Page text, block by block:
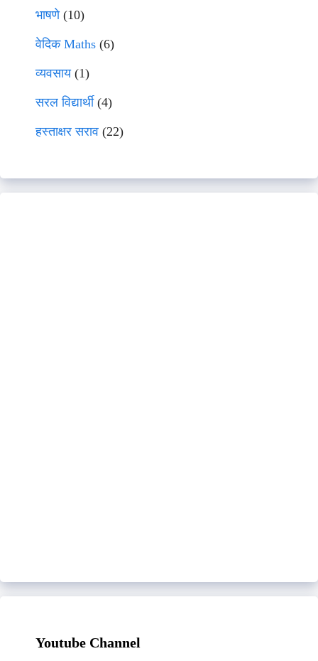
भाषणे(10)
वेदिक Maths (6)
व्यवसाय(1)
सरल विद्यार्थी(4)
हस्ताक्षर सराव (22)
Youtube Channel